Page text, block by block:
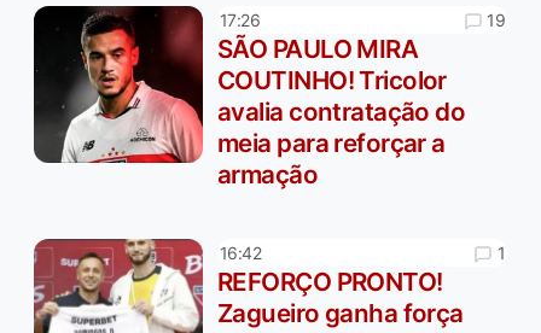
17:26 19
SÃO PAULO MIRA
COUTINHO! Tricolor
avalia contratação do
meia para reforçar a
armação
16:42 1
REFORÇO PRONTO!
Zagueiro ganha força